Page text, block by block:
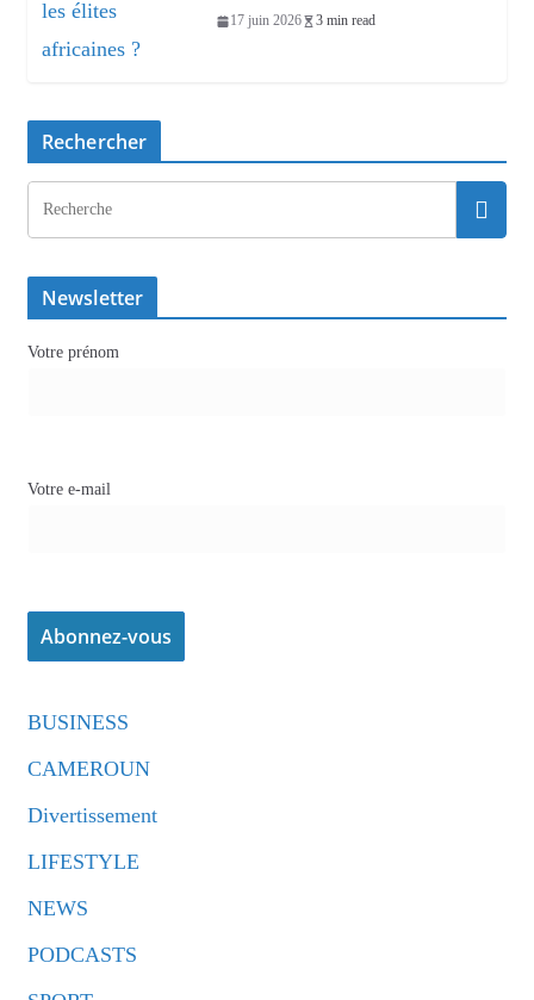
17 juin 2026 3 min read
Rechercher
Newsletter
Votre prénom
Votre e-mail
BUSINESS
CAMEROUN
Divertissement
LIFESTYLE
NEWS
PODCASTS